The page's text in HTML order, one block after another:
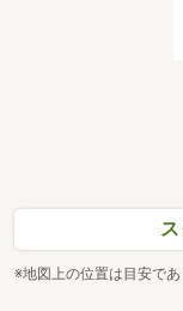
※地図上の位置は目安で